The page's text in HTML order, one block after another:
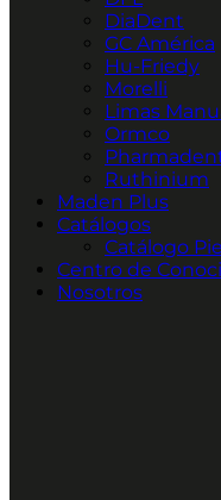
DiaDent
GC América
Hu-Friedy
Morelli
Limas
Ormco
Ruthinium
Maden Plus
Catálogos
Catálogo
Centro de
Nosotros